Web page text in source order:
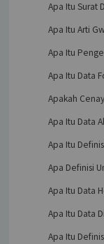
Apa Itu Surat
Apa Itu Arti
Apa Itu
Apa Itu Data
Apakah
Apa Itu Data
Apa Itu
Apa Definisi
Apa Itu Data
Apa Itu Data
Apa Itu